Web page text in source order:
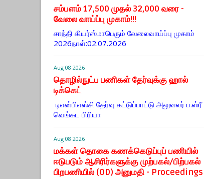
சம்பளம் 17,500 முதல் 32,000 வரை -
வேலை வாய்ப்பு முகாம்!!!
சாந்தி கியர்ஸ்மாபெரும் வேலைவாய்ப்பு முகாம்
2026நாள்:02.07.2026
Aug 08 2026
தொழில்நுட்ப பணிகள் தேர்வுக்கு ஹால் ​
டிக்கெட்
டிஎன்​பிஎஸ்சி தேர்வு கட்​டுப்​பாட்டு அலு​வலர் ப.ஸ்ரீ
வெங்கட பிரியா
Aug 08 2026
மக்கள் தொகை கணக்கெடுப்புப் பணியில்
ஈடுபடும் ஆசிரிர்களுக்கு முற்பகல்/பிற்பகல்
பிறபணியில் (OD) அனுமதி - Proceedings